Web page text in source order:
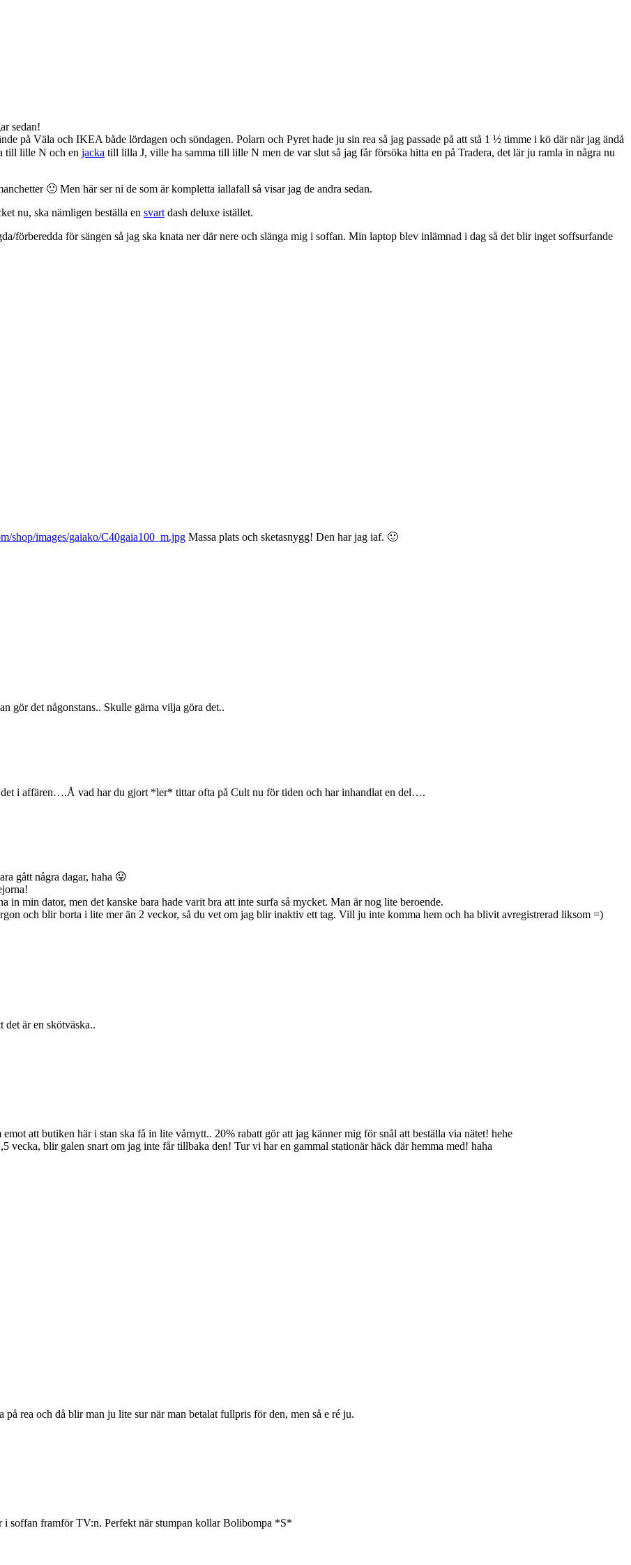
sedan!
på Väla och IKEA både lördagen och söndagen. Polarn och Pyret hade ju sin rea så jag passade på att stå 1 ½ timme i kö där när jag ändå
till lille N och en jacka till lilla J, ville ha samma till lille N men de var slut så jag får försöka hitta en på Tradera, det lär ju ramla in några nu
🙁 Men här ser ni de som är kompletta iallafall så visar jag de andra sedan.
nu, ska nämligen beställa en svart dash deluxe istället.
förberedda för sängen så jag ska knata ner där nere och slänga mig i soffan. Min laptop blev inlämnad i dag så det blir inget soffsurfande
shop/images/gaiako/C40gaia100_m.jpg Massa plats och sketasnygg! Den har jag iaf. 🙂
gör det någonstans.. Skulle gärna vilja göra det..
det i affären….Å vad har du gjort *ler* tittar ofta på Cult nu för tiden och har inhandlat en del….
gått några dagar, haha 😛
in min dator, men det kanske bara hade varit bra att inte surfa så mycket. Man är nog lite beroende.
och blir borta i lite mer än 2 veckor, så du vet om jag blir inaktiv ett tag. Vill ju inte komma hem och ha blivit avregistrerad liksom =)
är en skötväska..
att butiken här i stan ska få in lite vårnytt.. 20% rabatt gör att jag känner mig för snål att beställa via nätet! hehe
vecka, blir galen snart om jag inte får tillbaka den! Tur vi har en gammal stationär häck där hemma med! haha
rea och då blir man ju lite sur när man betalat fullpris för den, men så e ré ju.
i soffan framför TV:n. Perfekt när stumpan kollar Bolibompa *S*